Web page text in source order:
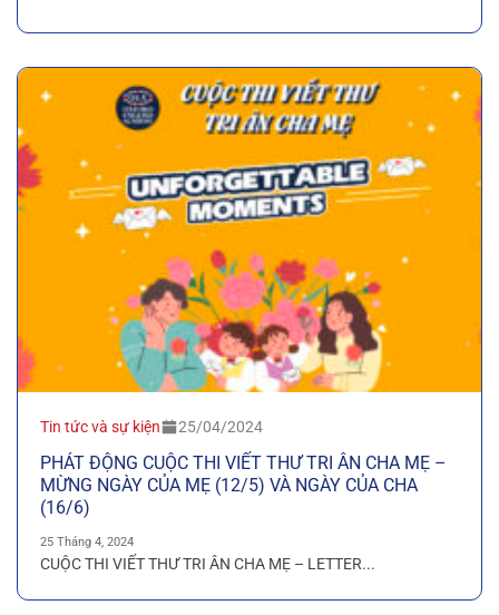
Tin tức và sự kiện 25/04/2024
PHÁT ĐỘNG CUỘC THI VIẾT THƯ TRI ÂN CHA MẸ –
MỪNG NGÀY CỦA MẸ (12/5) VÀ NGÀY CỦA CHA
(16/6)
25 Tháng 4, 2024
CUỘC THI VIẾT THƯ TRI ÂN CHA MẸ – LETTER...